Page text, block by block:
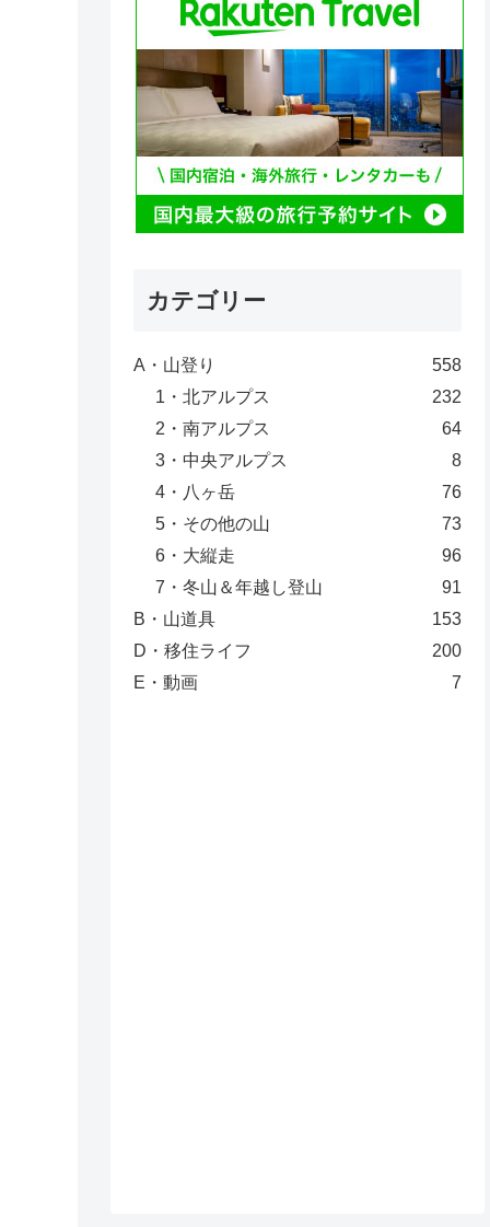
カテゴリー
A・山登り
558
1・北アルプス
232
2・南アルプス
64
3・中央アルプス
8
4・八ヶ岳
76
5・その他の山
73
6・大縦走
96
7・冬山＆年越し登山
91
B・山道具
153
D・移住ライフ
200
E・動画
7